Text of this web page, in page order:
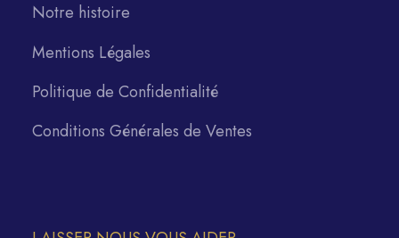
Notre histoire
Mentions Légales
Politique de Confidentialité
Conditions Générales de Ventes